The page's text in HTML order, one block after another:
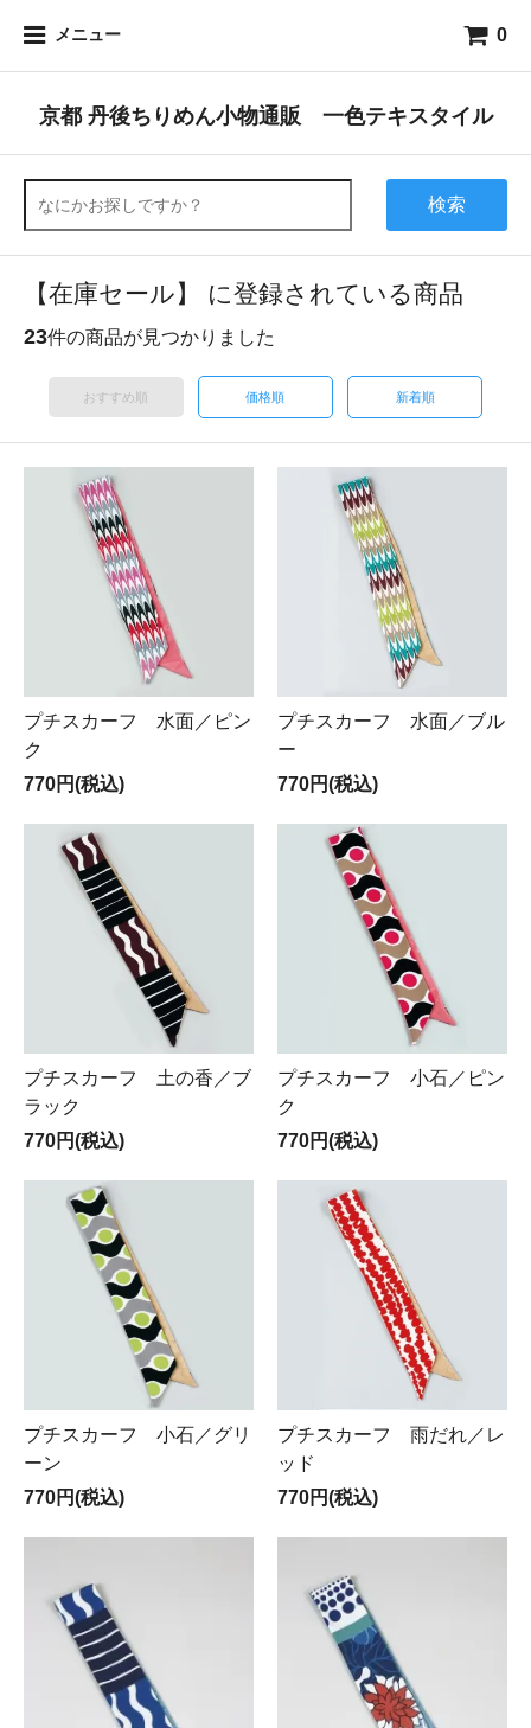
メニュー 0
京都 丹後ちりめん小物通販 一色テキスタイル
検索
【在庫セール】 に登録されている商品
23件の商品が見つかりました
おすすめ順 価格順 新着順
プチスカーフ 水面／ピン
ク
770円(税込)
プチスカーフ 水面／ブル
ー
770円(税込)
プチスカーフ 土の香／ブ
ラック
770円(税込)
プチスカーフ 小石／ピン
ク
770円(税込)
プチスカーフ 小石／グリ
ーン
770円(税込)
プチスカーフ 雨だれ／レ
ッド
770円(税込)